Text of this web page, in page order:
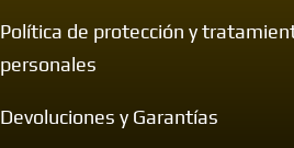
Política de protección y
personales
Devoluciones y Garantías